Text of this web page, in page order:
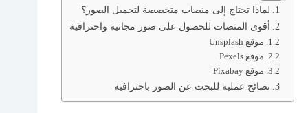
لماذا تحتاج إلى منصات متخصصة لتحميل الصور؟
أقوى المنصات للحصول على صور مجانية واحترافية
موقع Unsplash
موقع Pexels
موقع Pixabay
نصائح عملية للبحث عن الصور باحترافية